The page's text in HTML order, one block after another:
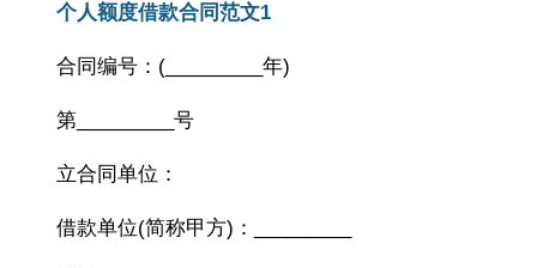
个人额度借款合同范文1
合同编号：(_________年)
第_________号
立合同单位：
借款单位(简称甲方)：_________